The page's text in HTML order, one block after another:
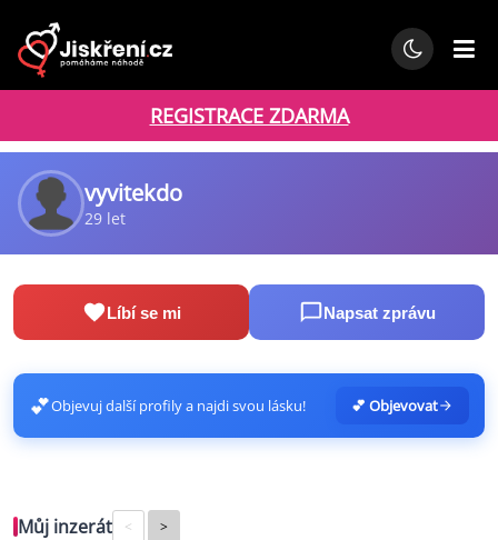
REGISTRACE ZDARMA
vyvitekdo
29 let
Líbí se mi Napsat zprávu
💕Objevuj další profily a najdi svou lásku! 💕 Objevovat
Můj inzerát < >